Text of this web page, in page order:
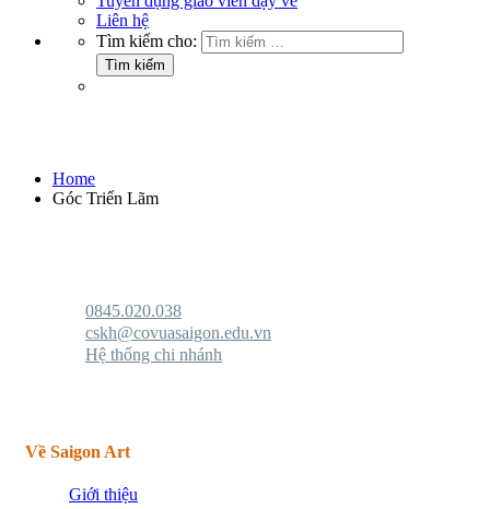
Liên hệ
Tìm kiếm cho:
Home
Góc Triển Lãm
0845.020.038
cskh@covuasaigon.edu.vn
Hệ thống chi nhánh
Về Saigon Art
Giới thiệu